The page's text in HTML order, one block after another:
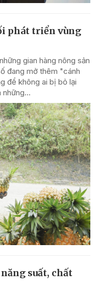
phát triển vùng
gian hàng nông sản
đang mở thêm "cánh
để không ai bị bỏ lại
những...
suất, chất